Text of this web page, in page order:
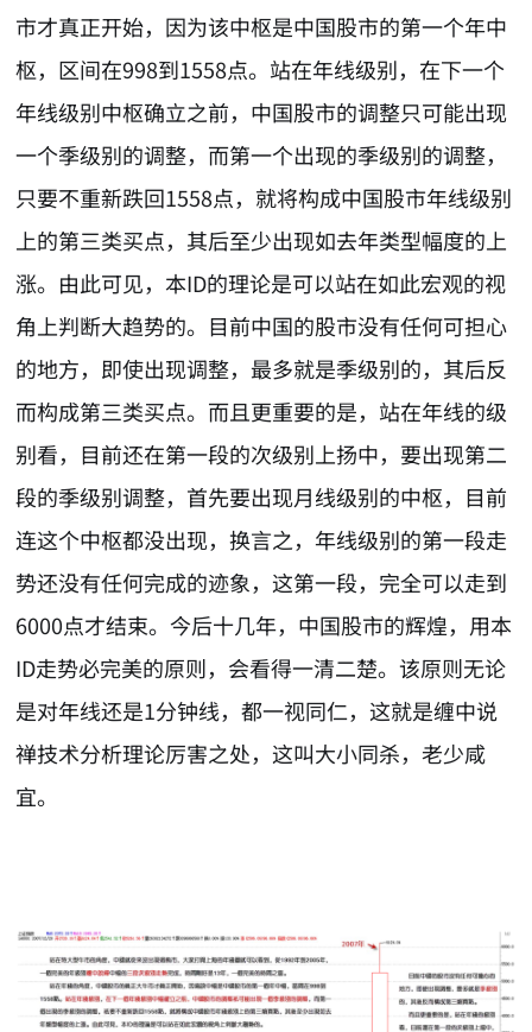
市才真正开始，因为该中枢是中国股市的第一个年中
枢，区间在998到1558点。站在年线级别，在下一个
年线级别中枢确立之前，中国股市的调整只可能出现
一个季级别的调整，而第一个出现的季级别的调整，
只要不重新跌回1558点，就将构成中国股市年线级别
上的第三类买点，其后至少出现如去年类型幅度的上
涨。由此可见，本ID的理论是可以站在如此宏观的视
角上判断大趋势的。目前中国的股市没有任何可担心
的地方，即使出现调整，最多就是季级别的，其后反
而构成第三类买点。而且更重要的是，站在年线的级
别看，目前还在第一段的次级别上扬中，要出现第二
段的季级别调整，首先要出现月线级别的中枢，目前
连这个中枢都没出现，换言之，年线级别的第一段走
势还没有任何完成的迹象，这第一段，完全可以走到
6000点才结束。今后十几年，中国股市的辉煌，用本
ID走势必完美的原则，会看得一清二楚。该原则无论
是对年线还是1分钟线，都一视同仁，这就是缠中说
禅技术分析理论厉害之处，这叫大小同杀，老少咸
宜。